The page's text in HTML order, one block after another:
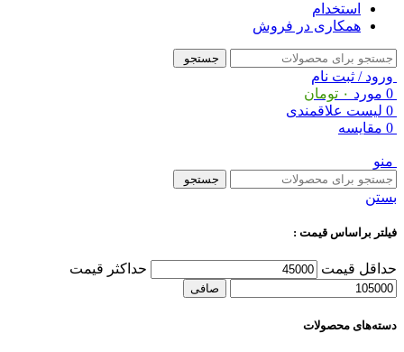
استخدام
همکاری در فروش
جستجو
ورود / ثبت نام
0 مورد ۰ تومان
0 لیست علاقمندی
0 مقایسه
منو
جستجو
بستن
فیلتر براساس قیمت :
حداقل قیمت حداكثر قيمت
صافی
دسته‌های محصولات